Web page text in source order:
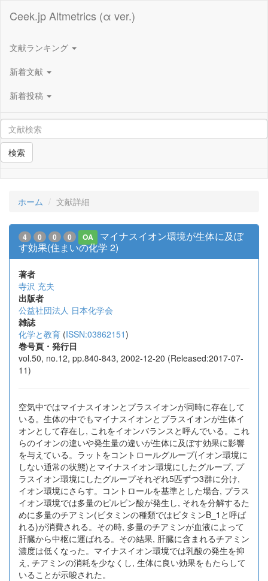
Ceek.jp Altmetrics (α ver.)
文献ランキング
新着文献
新着投稿
検索
ホーム 文献詳細
4 0 0 0 OA
マイナスイオン環境が生体に及ぼ
す効果(住まいの化学 2)
著者
寺沢 充夫
出版者
公益社団法人 日本化学会
雑誌
化学と教育 (ISSN:03862151)
巻号頁・発行日
vol.50, no.12, pp.840-843, 2002-12-20 (Released:2017-07-
11)
空気中ではマイナスイオンとプラスイオンが同時に存在して
いる。生体の中でもマイナスイオンとプラスイオンが生体イ
オンとして存在し, これをイオンバランスと呼んでいる。これ
らのイオンの違いや発生量の違いが生体に及ぼす効果に影響
を与えている。ラットをコントロールグループ(イオン環境に
しない通常の状態)とマイナスイオン環境にしたグループ, プ
ラスイオン環境にしたグループそれぞれ5匹ずつ3群に分け,
イオン環境にさらす。コントロールを基準とした場合, プラス
イオン環境では多量のピルビン酸が発生し, それを分解するた
めに多量のチアミン(ビタミンの種類ではビタミンB_1と呼ば
れる)が消費される。その時, 多量のチアミンが血液によって
肝臓から中枢に運ばれる。その結果, 肝臓に含まれるチアミン
濃度は低くなった。マイナスイオン環境では乳酸の発生を抑
え, チアミンの消耗を少なくし, 生体に良い効果をもたらして
いることが示唆された。